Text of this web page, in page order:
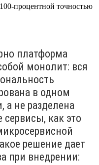
процентной точностью
платформа
монолит: вся
в одном
а не разделена
как это
решение дает
при внедрении: